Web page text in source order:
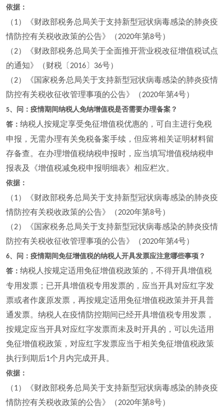
依据：
（1）《财政部税务总局关于支持新型冠状病毒感染的肺炎疫
情防控有关税收政策的公告》（2020年第8号）
（2）《财政部税务总局关于全面推开营业税改征增值税试点
的通知》（财税〔2016〕 36号）
（2）《国家税务总局关于支持新型冠状病毒感染的肺炎疫情
防控有关税收征收管理事项的公告》（2020年第4号）
5、问：疫情期间纳税人免纳增值税是否需要办理备案？
答： 纳税人按规定享受免征增值税优惠的，可自主进行免税
申报，无需办理有关免税备案手续，但应将相关证明材料留
存备查。在办理增值税纳税申报时，应当填写增值税纳税申
报表及《增值税减免税申报明细表》相应栏次。
依据：
（1）《财政部税务总局关于支持新型冠状病毒感染的肺炎疫
情防控有关税收政策的公告》（2020年第8号）
（2）《国家税务总局关于支持新型冠状病毒感染的肺炎疫情
防控有关税收征收管理事项的公告》（2020年第4号）
6、问：疫情期间免征增值税的纳税人开具发票应注意哪些事项？
答： 纳税人按规定适用免征增值税政策的，不得开具增值税
专用发票；已开具增值税专用发票的，应当开具对应红字发
票或者作废原发票，再按规定适用免征增值税政策并开具普
通发票。纳税人在疫情防控期间已经开具增值税专用发票，
按规定应当开具对应红字发票而未及时开具的，可以先适用
免征增值税政策，对应红字发票应当于相关免征增值税政策
执行到期后1个月内完成开具。
依据：
（1）《财政部税务总局关于支持新型冠状病毒感染的肺炎疫
情防控有关税收政策的公告》（2020年第8号）